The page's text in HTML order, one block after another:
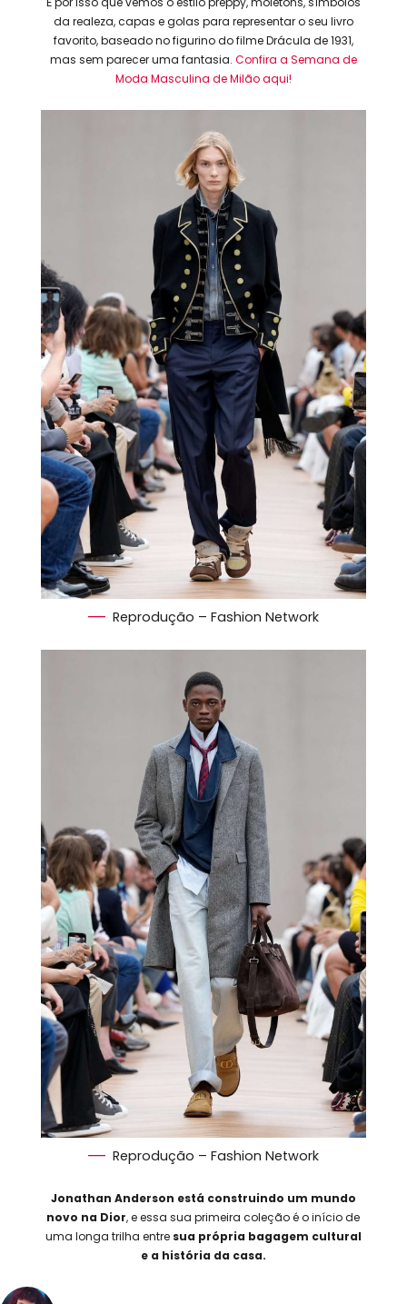
da realeza, capas e golas para representar o seu livro
favorito, baseado no figurino do filme Drácula de 1931,
mas sem parecer uma fantasia. Confira a Semana de
Moda Masculina de Milão aqui!
Reprodução – Fashion Network
Reprodução – Fashion Network
Jonathan Anderson está construindo um mundo
novo na Dior, e essa sua primeira coleção é o início de
uma longa trilha entre sua própria bagagem cultural
e a história da casa.